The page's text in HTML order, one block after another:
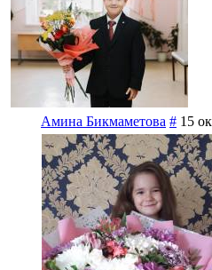
Амина Бикмаметова # 15